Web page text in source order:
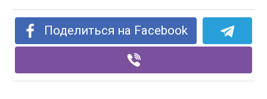
Поделиться на Facebook